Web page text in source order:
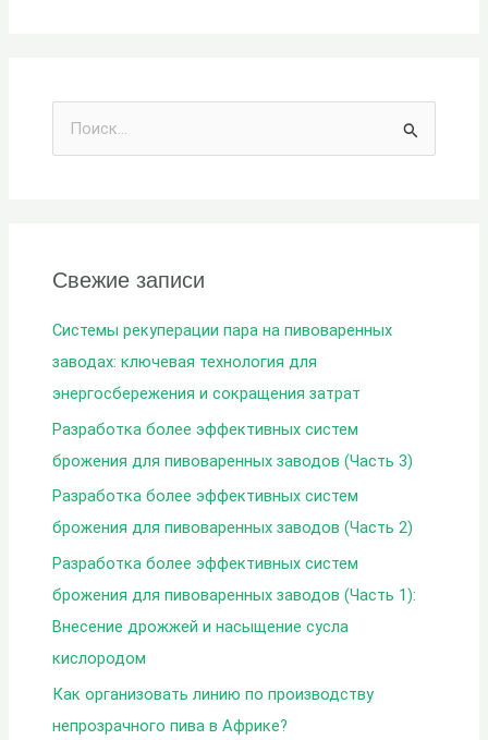
ь
:
Свежие записи
Системы рекуперации пара на пивоваренных
заводах: ключевая технология для
энергосбережения и сокращения затрат
Разработка более эффективных систем
брожения для пивоваренных заводов (Часть 3)
Разработка более эффективных систем
брожения для пивоваренных заводов (Часть 2)
Разработка более эффективных систем
брожения для пивоваренных заводов (Часть 1):
Внесение дрожжей и насыщение сусла
кислородом
Как организовать линию по производству
непрозрачного пива в Африке?